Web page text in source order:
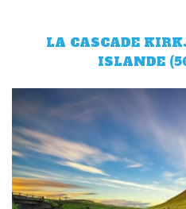
LA CASCADE
ISLANDE